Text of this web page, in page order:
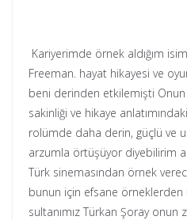
Kariyerimde örnek aldığım
Freeman. hayat hikayesi ve
beni derinden etkilemişti Onun
sakinliği ve hikaye
rolümde daha derin, güçlü ve
arzumla örtüşüyor diyebilirim
Türk sinemasından örnek
bunun için efsane
sultanımız Türkan Şoray onun